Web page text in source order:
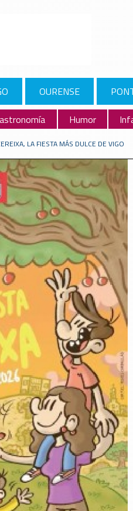
OURENSE
Humor
LA FIESTA MÁS DULCE DE VIGO